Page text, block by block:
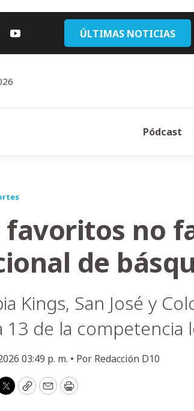
youtube ÚLTIMAS NOTICIAS
Pódcast
favoritos no
de
Kings, San José y
13 de la competencia
03:49 p. m. • Por Redacción D10
Twitter
CopyEmailPrint